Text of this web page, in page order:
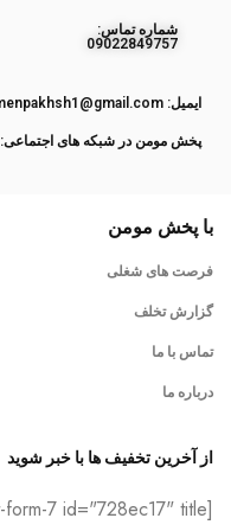
ﺷﻤﺎره ﺗﻤﺎس:
09022849757
ایمیل: momenpakhsh1@gmail.com
پخش مومن در شبکه های اجتماعی:
با پخش مومن
فرصت های شغلی
گزارش تخلف
تماس با ما
درباره ما
از آخرین تخفیف ها با خبر شوید
[contact-form-7 id="728ec17" title="فرم تماس فوتر"]